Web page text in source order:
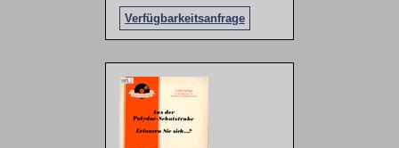
Verfügbarkeitsanfrage